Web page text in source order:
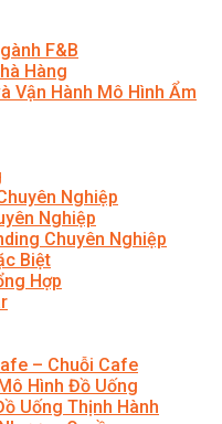
F&B
Hàng
Vận Hành Mô Hình Ẩm
Nghiệp
Nghiệp
Chuyên Nghiệp
Biệt
Hợp
– Chuỗi Cafe
Hình Đồ Uống
Uống Thịnh Hành